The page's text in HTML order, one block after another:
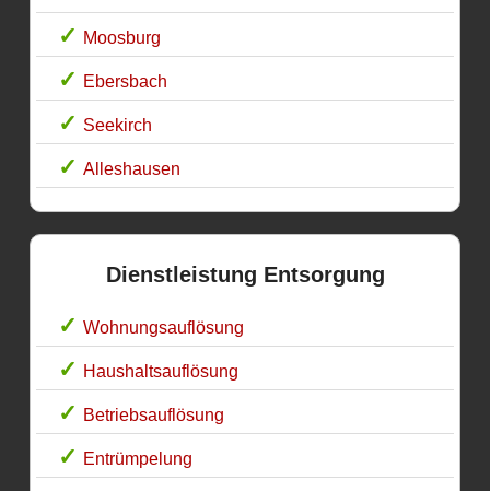
Moosburg
Ebersbach
Seekirch
Alleshausen
Dienstleistung Entsorgung
Wohnungsauflösung
Haushaltsauflösung
Betriebsauflösung
Entrümpelung